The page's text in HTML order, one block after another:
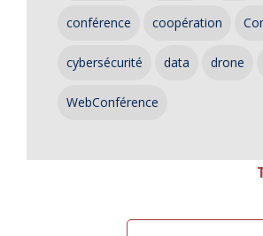
conférence coopération
cybersécurité data drone
WebConférence